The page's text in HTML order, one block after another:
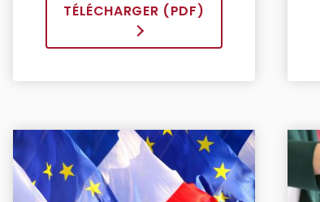
TÉLÉCHARGER (PDF)